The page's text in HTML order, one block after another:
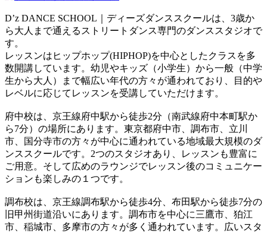
D’z DANCE SCHOOL｜ディーズダンススクールは、3歳か
ら大人まで通えるストリートダンス専門のダンススタジオで
す。
レッスンはヒップホップ(HIPHOP)を中心としたクラスを多
数開講しています。幼児やキッズ（小学生）から一般（中学
生から大人）まで幅広い年代の方々が通われており、目的や
レベルに応じてレッスンを受講していただけます。
府中校は、京王線府中駅から徒歩2分（南武線府中本町駅か
ら7分）の場所にあります。東京都府中市、調布市、立川
市、国分寺市の方々が中心に通われている地域最大規模のダ
ンススクールです。2つのスタジオあり、レッスンも豊富に
ご用意。そして広めのラウンジでレッスン後のコミュニケー
ションも楽しみの１つです。
調布校は、京王線調布駅から徒歩4分、布田駅から徒歩7分の
旧甲州街道沿いにあります。調布市を中心に三鷹市、狛江
市、稲城市、多摩市の方々が多く通われています。広いスタ